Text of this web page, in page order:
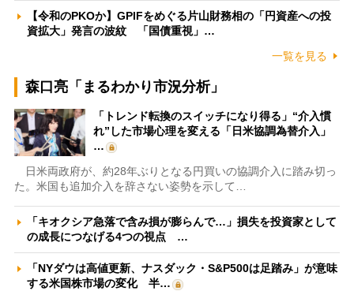
【令和のPKOか】GPIFをめぐる片山財務相の「円資産への投
資拡大」発言の波紋 「国債重視」…
一覧を見る
森口亮「まるわかり市況分析」
「トレンド転換のスイッチになり得る」“介入慣
れ”した市場心理を変える「日米協調為替介入」
…
日米両政府が、約28年ぶりとなる円買いの協調介入に踏み切っ
た。米国も追加介入を辞さない姿勢を示して…
「キオクシア急落で含み損が膨らんで…」損失を投資家として
の成長につなげる4つの視点 …
「NYダウは高値更新、ナスダック・S&P500は足踏み」が意味
する米国株市場の変化 半…